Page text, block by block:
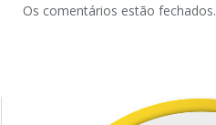
Os comentários estão fechados.